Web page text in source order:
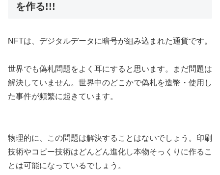
を作る!!!
NFTは、デジタルデータに暗号が組み込まれた通貨です。
世界でも偽札問題をよく耳にすると思います。まだ問題は
解決していません。世界中のどこかで偽札を造幣・使用し
た事件が頻繁に起きています。
物理的に、この問題は解決することはないでしょう。印刷
技術やコピー技術はどんどん進化し本物そっくりに作るこ
とは可能になっているでしょう。